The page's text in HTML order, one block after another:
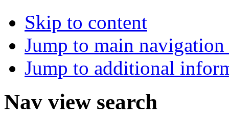
Skip to content
Jump to main
Jump to additional
Nav view search